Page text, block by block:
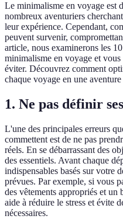
Le minimalisme en voyage est
nombreux aventuriers
leur expérience. Cependant,
peuvent survenir,
article, nous examinerons les
minimalisme en voyage et
éviter. Découvrez comment
chaque voyage en une
1. Ne pas définir
L'une des principales erreurs
commettent est de ne pas
réels. En se débarrassant des
des essentiels. Avant chaque
indispensables basés sur votre
prévues. Par exemple, si vous
des vêtements appropriés et
aide à réduire le stress et évite
nécessaires.